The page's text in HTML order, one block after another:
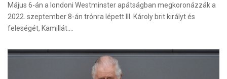
Május 6-án a londoni Westminster apátságban megkoronázzák a
2022. szeptember 8-án trónra lépett III. Károly brit királyt és
feleségét, Kamillát.…